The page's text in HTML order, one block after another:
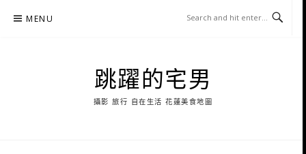
MENU
跳躍的宅男
攝影 旅行 自在生活 花蓮美食地圖